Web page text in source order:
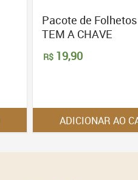
Pacote de Folhetos
TEM A CHAVE
R$ 19,90
ADICIONAR AO